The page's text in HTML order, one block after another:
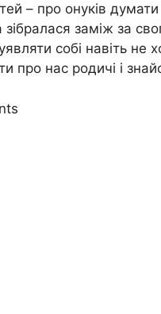
– про онуків думати
заміж за
собі навіть не
про нас родичі і